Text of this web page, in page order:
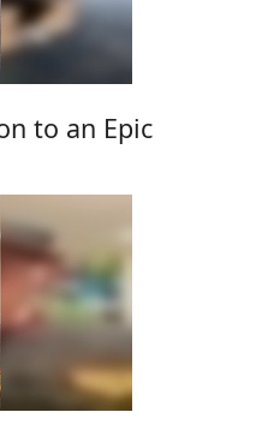
to an Epic